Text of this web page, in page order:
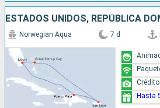
Norwegian Aqua 7 d
Hasta